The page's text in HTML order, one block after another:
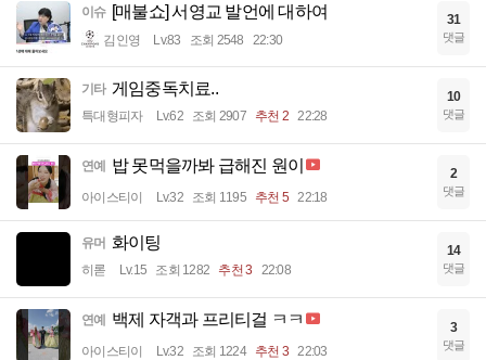
이슈 [매불쇼] 서영교 발언에 대하여
김인영 Lv.83 조회 2548 22:30
31
댓글
기타 게임중독치료..
특대형피자 Lv.62 조회 2907 추천 2 22:28
10
댓글
연예 밥 못먹을까봐 급해진 원이
아이스티이 Lv.32 조회 1195 추천 5 22:18
2
댓글
유머 화이팅
히롣 Lv.15 조회 1282 추천 3 22:08
14
댓글
연예 백제 자객과 프리티걸 ㅋㅋ
아이스티이 Lv.32 조회 1224 추천 3 22:03
3
댓글